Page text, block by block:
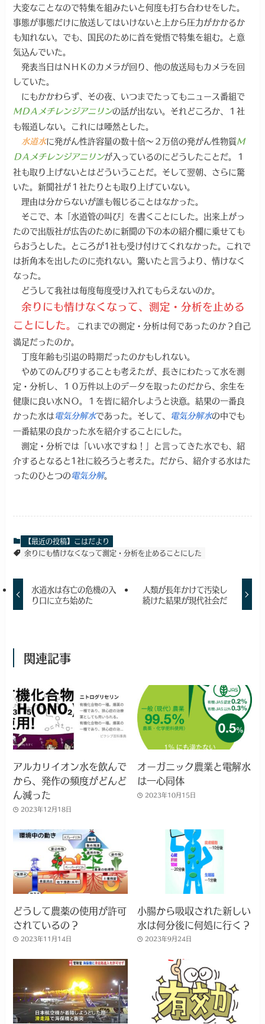
大変なことなので特集を組みたいと何度も打ち合わせをした。
事態が事態だけに放送してはいけないと上から圧力がかかるか
も知れない。でも、国民のために首を覚悟で特集を組む。と意
気込んでいた。
発表当日はＮＨＫのカメラが回り、他の放送局もカメラを回
していた。
にもかかわらず、その夜、いつまでたってもニュース番組で
ＭＤＡメチレンジアニリンの話が出ない。それどころか、１社
も報道しない。これには唖然とした。
水道水に発がん性許容量の数十倍～２万倍の発がん性物質Ｍ
ＤＡメチレンジアニリンが入っているのにどうしたことだ。１
社も取り上げないとはどういうことだ。そして翌朝、さらに驚
いた。新聞社が１社たりとも取り上げていない。
理由は分からないが誰も報じることはなかった。
そこで、本「水道管の叫び」を書くことにした。出来上がっ
たので出版社が広告のために新聞の下の本の紹介欄に乗せても
らおうとした。ところが1社も受け付けてくれなかった。これで
は折角本を出したのに売れない。驚いたと言うより、情けなく
なった。
どうして我社は毎度毎度受け入れてもらえないのか。
余りにも情けなくなって、測定・分析を止める
ことにした。
これまでの測定・分析は何であったのか？自己
満足だったのか。
丁度年齢も引退の時期だったのかもしれない。
やめてのんびりすることも考えたが、長きにわたって水を測
定・分析し、１０万件以上のデータを取ったのだから、余生を
健康に良い水ＮＯ。１を皆に紹介しようと決意。結果の一番良
かった水は電気分解水であった。そして、 電気分解水の中でも
一番結果の良かった水を紹介することにした。
測定・分析では「いい水ですね！」と言ってきた水でも、紹
介するとなると1社に絞ろうと考えた。だから、紹介する水はた
ったのひとつの電気分解。
【最近の投稿】こはだより
余りにも情けなくなって測定・分析を止めることにした
水道水は存亡の危機の入
り口に立ち始めた
人類が長年かけて汚染し
続けた結果が現代社会だ
関連記事
アルカリイオン水を飲んで
から、発作の頻度がどんど
ん減った
2023年12月18日
オーガニック農業と電解水
は一心同体
2023年10月15日
どうして農薬の使用が許可
されているの？
2023年11月14日
小腸から吸収された新しい
水は何分後に何処に行く？
2023年9月24日